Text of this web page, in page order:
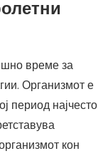
време за
Организмот е
период најчесто
кон